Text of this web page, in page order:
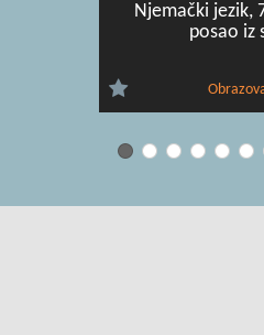
Njemački jezik,
posao iz